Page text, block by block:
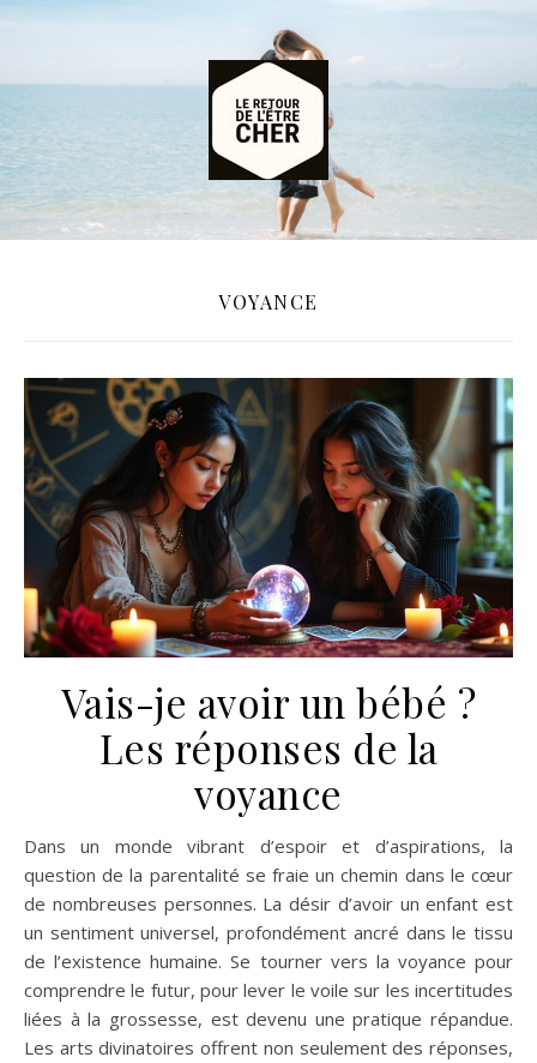
VOYANCE
Vais-je avoir un bébé ?
Les réponses de la
voyance
Dans un monde vibrant d’espoir et d’aspirations, la
question de la parentalité se fraie un chemin dans le cœur
de nombreuses personnes. La désir d’avoir un enfant est
un sentiment universel, profondément ancré dans le tissu
de l’existence humaine. Se tourner vers la voyance pour
comprendre le futur, pour lever le voile sur les incertitudes
liées à la grossesse, est devenu une pratique répandue.
Les arts divinatoires offrent non seulement des réponses,